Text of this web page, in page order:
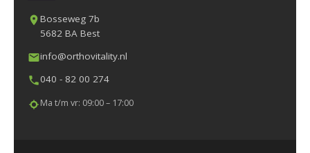
Bosseweg 7b
5682 BA Best
info@orthovitality.nl
040 - 82 00 274
Ma t/m vr: 09:00 – 17:00